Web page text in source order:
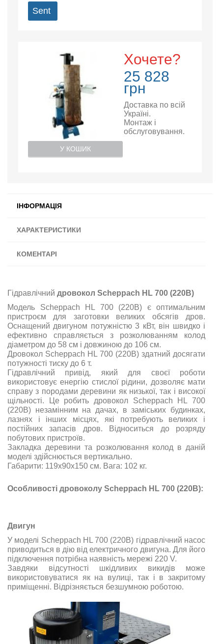
Sent
Хочете?
25 828
грн
Доставка по всій
Україні.
Монтаж і
обслуговування.
У КОШИК
ІНФОРМАЦІЯ
ХАРАКТЕРИСТИКИ
КОМЕНТАРІ
Гідравлічний дровокол Scheppach HL 700 (220В)
Модель Scheppach HL 700 (220В) є оптимальним
пристроєм для заготовки великих обсягів дров.
Оснащений двигуном потужністю 3 кВт, він швидко і
ефективно справляється з розколюванням колод
діаметром до 58 см і довжиною до 106 см.
Дровокол Scheppach HL 700 (220В) здатний досягати
потужності тиску до 6 т.
Гідравлічний привід, який для своєї роботи
використовує енергію стислої рідини, дозволяє мати
справу з породами деревини як низької, так і високої
щільності. Це робить дровокол Scheppach HL 700
(220В) незамінним на дачах, в заміських будинках,
лазнях і інших місцях, які потребують великих і
постійних запасів дров. Відноситься до розряду
побутових пристроїв.
Закладка деревини та розколювання колод в даній
моделі здійснюється вертикально.
Габарити: 119х90х150 см. Вага: 102 кг.
Особливості дровоколу Scheppach HL 700 (220В):
Двигун
У моделі Scheppach HL 700 (220В) гідравлічний насос
приводиться в дію від електричного двигуна. Для його
підключення потрібна наявність мережі 220 V.
Завдяки відсутності шкідливих викидів може
використовуватися як на вулиці, так і в закритому
приміщенні. Відрізняється безшумною роботою.